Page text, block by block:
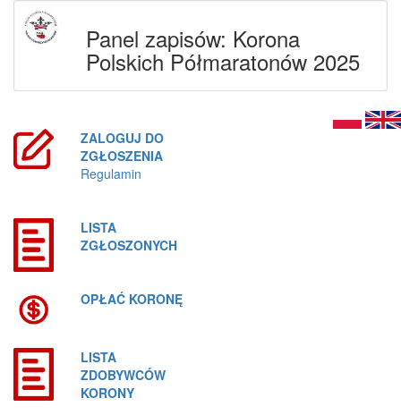
Panel zapisów: Korona
Polskich Półmaratonów 2025
ZALOGUJ DO
ZGŁOSZENIA
Regulamin
LISTA
ZGŁOSZONYCH
OPŁAĆ KORONĘ
LISTA
ZDOBYWCÓW
KORONY